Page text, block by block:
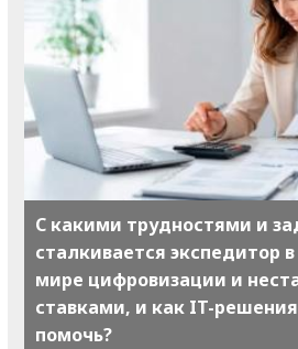
С какими трудностями и
сталкивается экспедитор
мире цифровизации и
ставками, и как IT-
помочь?